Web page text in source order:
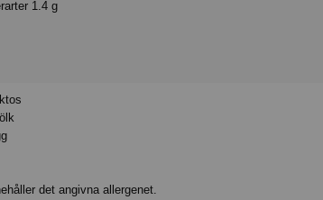
1.4 g
det angivna allergenet.